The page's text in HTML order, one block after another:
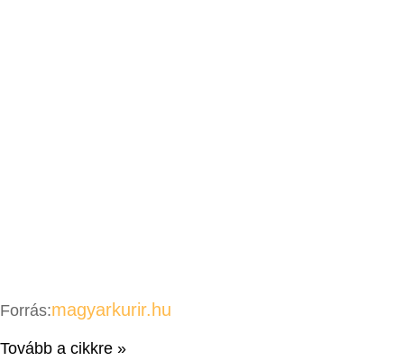
Forrás:magyarkurir.hu
Tovább a cikkre »